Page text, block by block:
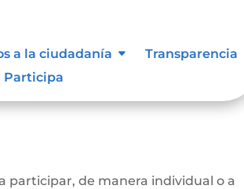
a la ciudadanía
Transparencia
Participa
DE LA CALERA
participar, de manera individual o a